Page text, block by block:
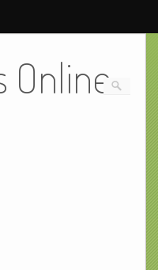
Online